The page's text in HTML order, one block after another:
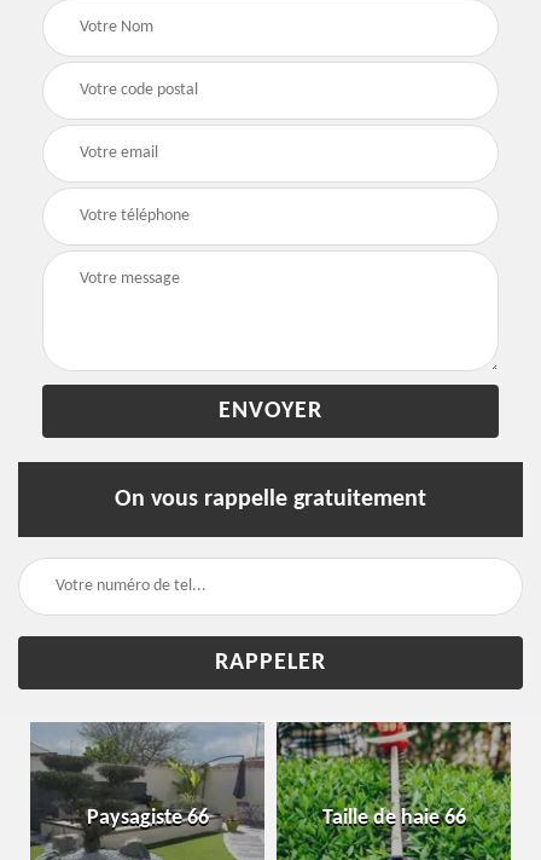
On vous rappelle gratuitement
Paysagiste 66 Taille de haie 66